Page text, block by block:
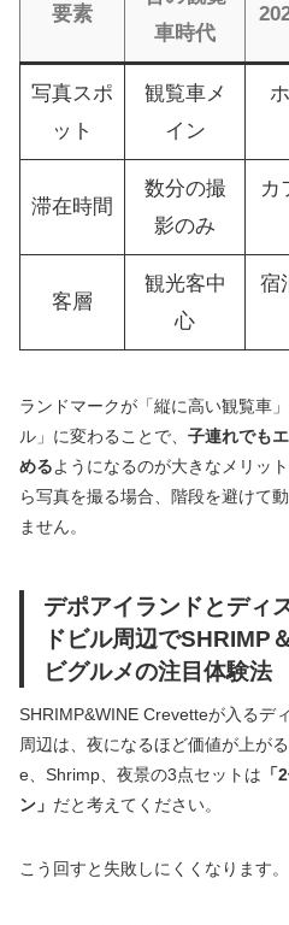
要素
車時代
写真スポ
ット
観覧車メ
イン
滞在時間
数分の撮
影のみ
カ
客層
観光客中
心
宿
ランドマークが「縦に高い観覧車
ル」に変わることで、 子連れでも
めるようになるのが大きなメリッ
ら写真を撮る場合、階段を避けて
ません。
デポアイランドとディ
ドビル周辺でSHRIMP
ビグルメの注目体験法
SHRIMP&WINE Crevetteが入るデ
周辺は、夜になるほど価値が上が
e、Shrimp、夜景の3点セットは
ン」 だと考えてください。
こう回すと失敗しにくくなります。